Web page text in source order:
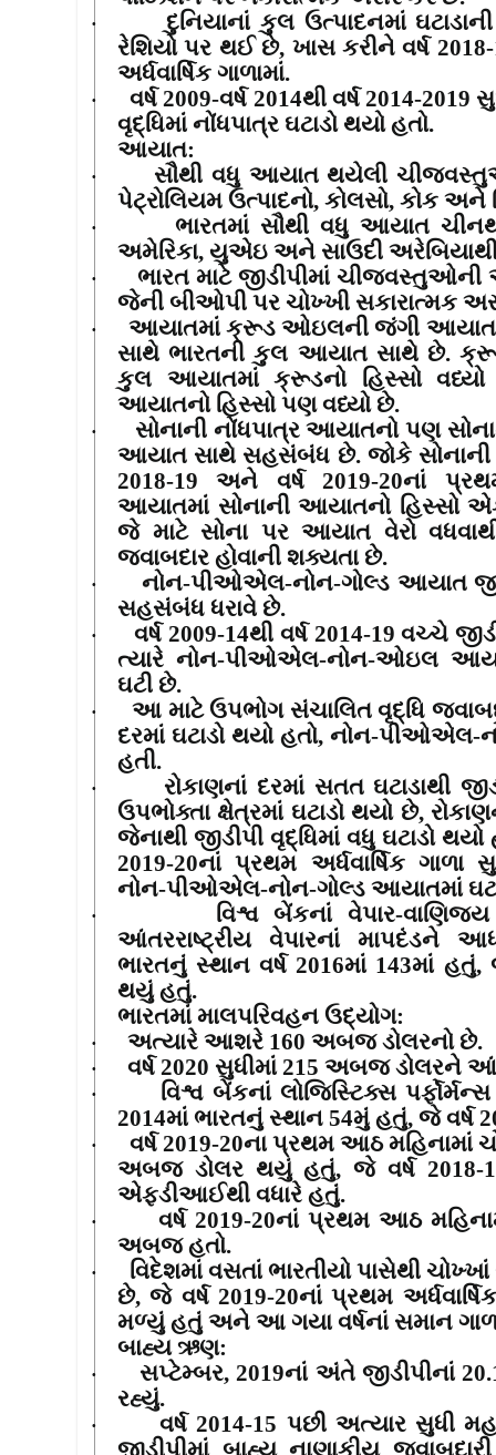
·
દુનિયાનાં કુલ ઉત્પાદનમાં
રેશિયો પર થઈ છે, ખાસ કરીને વર્ષ
અર્ધવાર્ષિક ગાળામાં.
· વર્ષ2009-વર્ષ 2014થી વર્ષ2014-2019
વૃદ્ધિમાં નોંધપાત્ર ઘટાડો થયો હતો.
આયાત:
·
સૌથી વધુ આયાત થયેલી
પેટ્રોલિયમ ઉત્પાદનો, કોલસો, કોક અને
·
ભારતમાં સૌથી વધુ આયાત
અમેરિકા, યુએઇ અને સાઉદી
·
ભારત માટે જીડીપીમાં ચીજવસ્તુઓની
જેની બીઓપી પર ચોખ્ખી સકારાત્મક
· આયાતમાં ક્રૂડ ઓઇલની જંગી
સાથે ભારતની કુલ આયાત સાથે છે.
કુલ આયાતમાં ક્રૂડનો હિસ્સો વધ્યો
આયાતનો હિસ્સો પણ વધ્યો છે.
·
સોનાની નોંધપાત્ર આયાતનો પણ
આયાત સાથે સહસંબંધ છે. જોકે સોનાની
2018-19અને વર્ષ2019-20નાં
આયાતમાં સોનાની આયાતનો હિસ્સો
જે માટે સોના પર આયાત વેરો
જવાબદાર હોવાની શક્યતા છે.
·
નોન-પીઓએલ-નોન-ગોલ્ડ આયાત
સહસંબંધ ધરાવે છે.
· વર્ષ2009-14થી વર્ષ 2014-19વચ્ચે
ત્યારે નોન-પીઓએલ-નોન-ઓઇલ
ઘટી છે.
·
આ માટે ઉપભોગ સંચાલિત વૃદ્ધિ
દરમાં ઘટાડો થયો હતો, નોન-પીઓએલ-
હતી.
·
રોકાણનાં દરમાં સતત ઘટાડાથી
ઉપભોક્તા ક્ષેત્રમાં ઘટાડો થયો છે,
જેનાથી જીડીપી વૃદ્ધિમાં વધુ ઘટાડો
2019-20નાં પ્રથમ અર્ધવાર્ષિક ગાળા
નોન-પીઓએલ-નોન-ગોલ્ડ આયાતમાં
·
વિશ્વ બેંકનાં વેપાર-
આંતરરાષ્ટ્રીય વેપારનાં માપદંડને
ભારતનું સ્થાન વર્ષ2016માં 143માં હતું,
થયું હતું.
ભારતમાં માલપરિવહન ઉદ્યોગ:
· અત્યારે આશરે 160 અબજ ડોલરનો છે.
· વર્ષ 2020 સુધીમાં215 અબજ ડોલરને
·
વિશ્વ બેંકનાં લોજિસ્ટિક્સ
2014માં ભારતનું સ્થાન 54મું હતું, જે વર્ષ
· વર્ષ 2019-20ના પ્રથમ આઠ
અબજ ડોલર થયું હતું,જે વર્ષ 2018-
એફડીઆઈથી વધારે હતું.
· વર્ષ 2019-20નાં પ્રથમ આઠ
અબજ હતો.
·
વિદેશમાં વસતાં ભારતીયો પાસેથી
છે,જે વર્ષ2019-20નાં પ્રથમ
મળ્યું હતું અને આ ગયા વર્ષનાં સમાન
બાહ્ય ઋણ:
· સપ્ટેમ્બર, 2019નાં અંતે જીડીપીનાં
રહ્યું.
· વર્ષ2014-15 પછી અત્યાર સુધી
જીડીપીમાં બાહ્ય નાણાકીય